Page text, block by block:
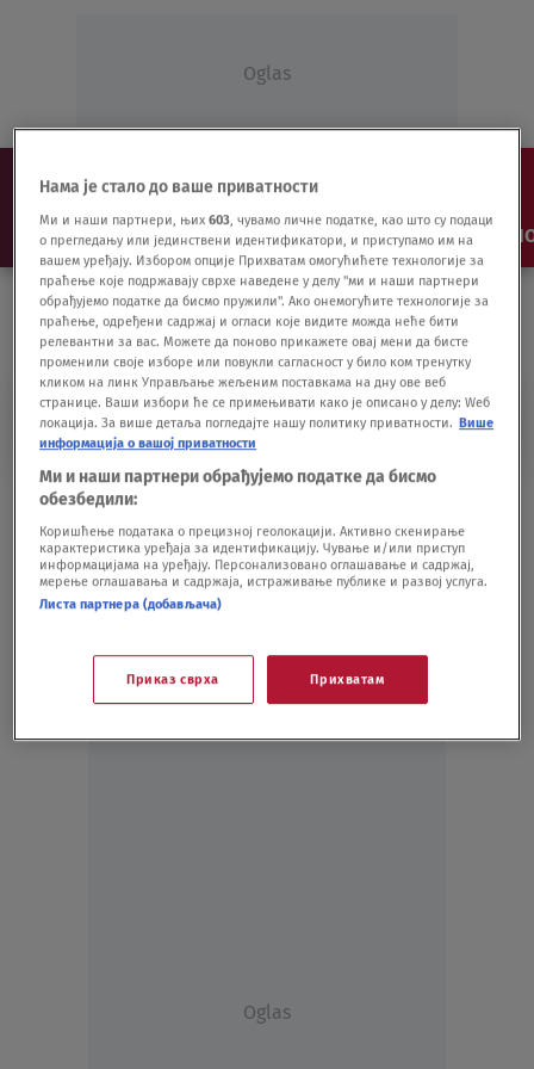
Oglas
NAJNOVIJE VESTI SHOW SPORT VIDEO
IZLOŽBA POLJUBAC
Šumatovačkoj
KULTURA18.05.21.
Oglas
Нама је стало до ваше приватности
Ми и наши партнери, њих603, чувамо личне податке, као што су подаци
о прегледању или јединствени идентификатори, и приступамо им на
вашем уређају. Избором опције Прихватам омогућићете технологије за
праћење које подржавају сврхе наведене у делу "ми и наши партнери
обрађујемо податке да бисмо пружили". Ако онемогућите технологије за
праћење, одређени садржај и огласи које видите можда неће бити
релевантни за вас. Можете да поново прикажете овај мени да бисте
променили своје изборе или повукли сагласност у било ком тренутку
кликом на линк Управљање жељеним поставкама на дну ове веб
странице. Ваши избори ће се примењивати како је описано у делу: Wеб
локација. За више детаља погледајте нашу политику приватности. Више
информација о вашој приватности
Ми и наши партнери обрађујемо податке да бисмо
обезбедили:
Коришћење података о прецизној геолокацији. Активно скенирање
карактеристика уређаја за идентификацију. Чување и/или приступ
информацијама на уређају. Персонализовано оглашавање и садржај,
мерење оглашавања и садржаја, истраживање публике и развој услуга.
Листа партнера (добављача)
Приказ сврха Прихватам